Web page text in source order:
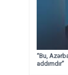
“Bu,
addımdır”